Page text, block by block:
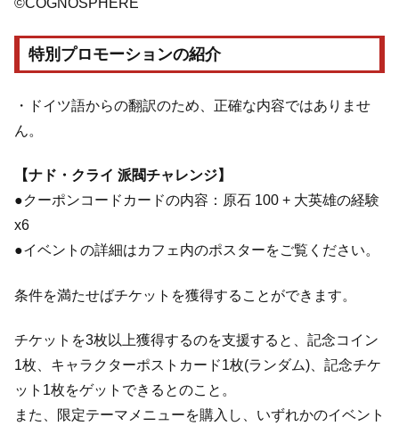
特別プロモーションの紹介
・ドイツ語からの翻訳のため、正確な内容ではありませ
ん。
【ナド・クライ 派閥チャレンジ】
●クーポンコードカードの内容：原石 100 + 大英雄の経験
x6
●イベントの詳細はカフェ内のポスターをご覧ください。
条件を満たせばチケットを獲得することができます。
チケットを3枚以上獲得するのを支援すると、記念コイン
1枚、キャラクターポストカード1枚(ランダム)、記念チケ
ット1枚をゲットできるとのこと。
また、限定テーマメニューを購入し、いずれかのイベント